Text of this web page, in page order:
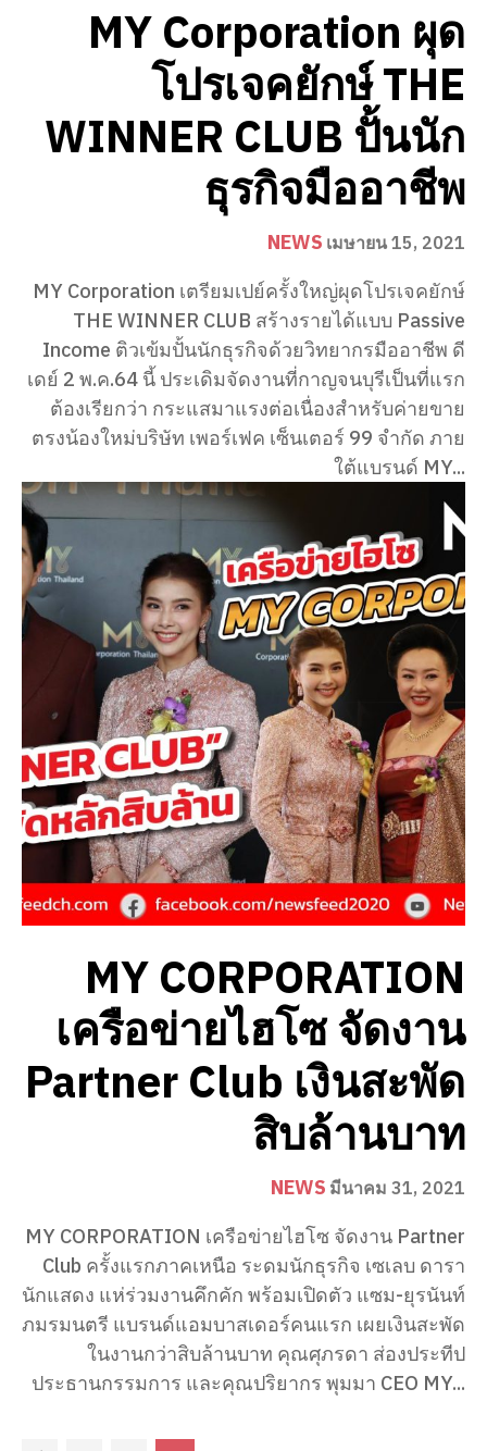
MY Corporation ผุด
โปรเจคยักษ์ THE
WINNER CLUB ปั้นนัก
ธุรกิจมืออาชีพ
NEWS เมษายน 15, 2021
MY Corporation เตรียมเปย์ครั้งใหญ่ผุดโปรเจคยักษ์
THE WINNER CLUB สร้างรายได้แบบ Passive
Income ติวเข้มปั้นนักธุรกิจด้วยวิทยากรมืออาชีพ ดี
เดย์ 2 พ.ค.64 นี้ ประเดิมจัดงานที่กาญจนบุรีเป็นที่แรก
ต้องเรียกว่า กระแสมาแรงต่อเนื่องสำหรับค่ายขาย
ตรงน้องใหม่บริษัท เพอร์เฟค เซ็นเตอร์ 99 จำกัด ภาย
ใต้แบรนด์ MY...
MY CORPORATION
เครือข่ายไฮโซ จัดงาน
Partner Club เงินสะพัด
สิบล้านบาท
NEWS มีนาคม 31, 2021
MY CORPORATION เครือข่ายไฮโซ จัดงาน Partner
Club ครั้งแรกภาคเหนือ ระดมนักธุรกิจ เซเลบ ดารา
นักแสดง แห่ร่วมงานคึกคัก พร้อมเปิดตัว แซม-ยุรนันท์
ภมรมนตรี แบรนด์แอมบาสเดอร์คนแรก เผยเงินสะพัด
ในงานกว่าสิบล้านบาท คุณศุภรดา ส่องประทีป
ประธานกรรมการ และคุณปริยากร พุมมา CEO MY...